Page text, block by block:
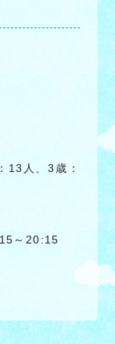
13人、3歳：
～20:15